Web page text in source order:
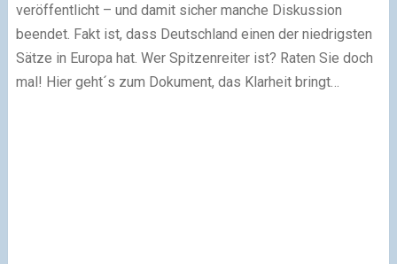
veröffentlicht – und damit sicher manche Diskussion
beendet. Fakt ist, dass Deutschland einen der niedrigsten
Sätze in Europa hat. Wer Spitzenreiter ist? Raten Sie doch
mal! Hier geht´s zum Dokument, das Klarheit bringt…